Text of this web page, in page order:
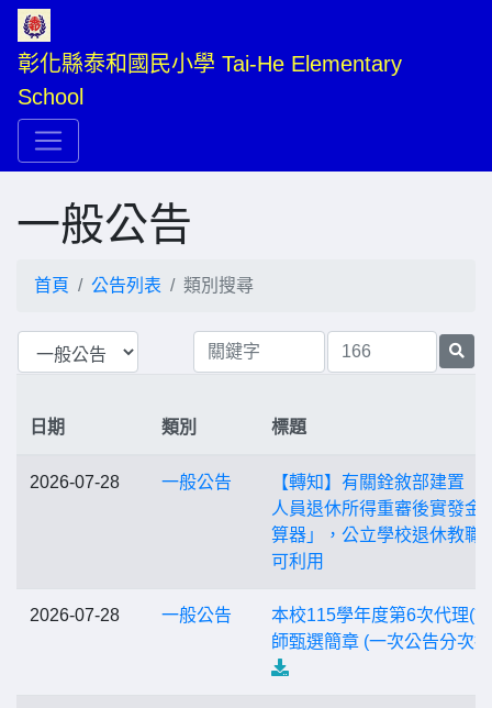
彰化縣泰和國民小學 Tai-He Elementary
School
一般公告
首頁 公告列表 類別搜尋
日期 類別 標題
2026-07-28 一般公告
【轉知】有關銓敘部建置「
人員退休所得重審後實發金
算器」，公立學校退休教職
可利用
2026-07-28 一般公告
本校115學年度第6次代理(
師甄選簡章 (一次公告分次